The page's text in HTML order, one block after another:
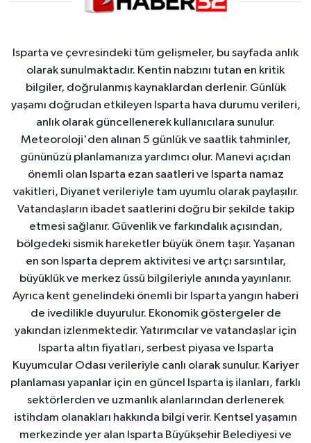
Isparta ve çevresindeki tüm gelişmeler, bu sayfada anlık
olarak sunulmaktadır. Kentin nabzını tutan en kritik
bilgiler, doğrulanmış kaynaklardan derlenir. Günlük
yaşamı doğrudan etkileyen Isparta hava durumu verileri,
anlık olarak güncellenerek kullanıcılara sunulur.
Meteoroloji'den alınan 5 günlük ve saatlik tahminler,
gününüzü planlamanıza yardımcı olur. Manevi açıdan
önemli olan Isparta ezan saatleri ve Isparta namaz
vakitleri, Diyanet verileriyle tam uyumlu olarak paylaşılır.
Vatandaşların ibadet saatlerini doğru bir şekilde takip
etmesi sağlanır. Güvenlik ve farkındalık açısından,
bölgedeki sismik hareketler büyük önem taşır. Yaşanan
en son Isparta deprem aktivitesi ve artçı sarsıntılar,
büyüklük ve merkez üssü bilgileriyle anında yayınlanır.
Ayrıca kent genelindeki önemli bir Isparta yangın haberi
de ivedilikle duyurulur. Ekonomik göstergeler de
yakından izlenmektedir. Yatırımcılar ve vatandaşlar için
Isparta altın fiyatları, serbest piyasa ve Isparta
Kuyumcular Odası verileriyle canlı olarak sunulur. Kariyer
planlaması yapanlar için en güncel Isparta iş ilanları, farklı
sektörlerden ve uzmanlık alanlarından derlenerek
istihdam olanakları hakkında bilgi verir. Kentsel yaşamın
merkezinde yer alan Isparta Büyükşehir Belediyesi ve